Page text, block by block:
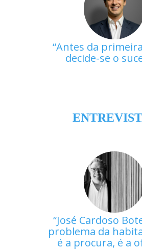
Antes da
decide-se o
José Cardoso
problema da
é a procura, é a